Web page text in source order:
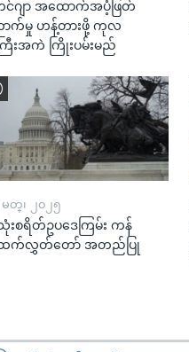
ဂျာ အထောက်အပံ့ဖြတ်
ာက်မှု ဟန့်တားဖို့ ကုလ
းအကဲ ကြိုးပမ်းမည်
မတ္၊ ၂၀၂၅
စရိတ်ဥပဒေကြမ်း ကန်
က်လွှတ်တော် အတည်ပြု